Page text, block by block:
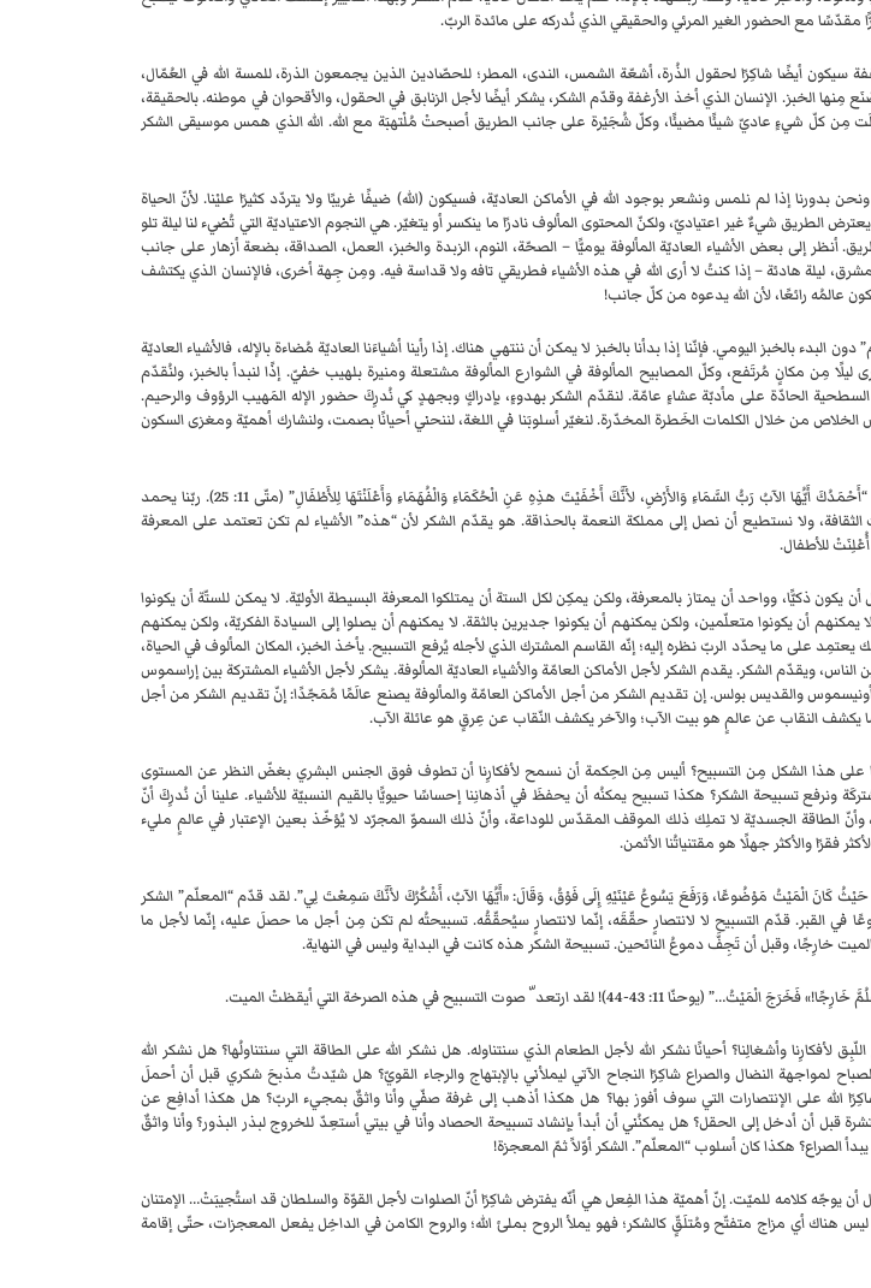
مع الحضور الغير المرئي والحقيقي الذي نُدركه على مائدة الربّ.
سيكون أيضًا شاكِرًا لحقول الذُرة، أشعّة الشمس، الندى، المطر؛ للحصّادين الذين يجمعون الذرة، للمسة الله في العُمّال،
الخبز. الإنسان الذي أخذ الأرغفة وقدّم الشكر، يشكر أيضًا لأجل الزنابق في الحقول، والأقحوان في موطنه. بالحقيقة،
مِن كلّ شيءٍ عاديّ شيئًا مضيئًا، وكلّ شُجَيْرة على جانب الطريق أصبحتْ مُلْتهبَة مع الله. الله الذي همس موسيقى الشكر
بدورنا إذا لم نلمس ونشعر بوجود الله في الأماكن العاديّة، فسيكون (الله) ضيفًا غريبًا ولا يتردّد كثيرًا عليْنا. لأنّ الحياة
الطريق شيءٌ غير اعتياديّ، ولكنّ المحتوى المألوف نادرًا ما ينكسر أو يتغيّر. هي النجوم الاعتياديّة التي تُضيء لنا ليلة تلو
أنظر إلى بعض الأشياء العاديّة المألوفة يوميًّا – الصحّة، النوم، الزبدة والخبز، العمل، الصداقة، بضعة أزهار على جانب
ليلة هادئة – إذا كنتُ لا أرى الله في هذه الأشياء فطريقي تافه ولا قداسة فيه. ومِن جِهة أخرى، فالإنسان الذي يكتشف
عالمُه رائعًا، لأن الله يدعوه من كلّ جانب!
بالخبز اليومي. فإنّنا إذا بدأنا بالخبز لا يمكن أن ننتهي هناك. إذا رأينا أشياءَنا العاديّة مُضاءة بالإله، فالأشياء العاديّة
مِن مكانٍ مُرتَفع، وكلّ المصابيح المألوفة في الشوارع المألوفة مشتعلة ومنيرة بلهيب خفيّ. إذًا لنبدأ بالخبز، ولنُقدّم
السطحية الحادّة على مأدبّة عشاءٍ عامّة. لنقدّم الشكر بهدوءٍ، بإدراكٍ وبجهدٍ كي نُدرِكَ حضور الإله المَهيب الرؤوف والرحيم.
من خلال الكلمات الخَطرة المخدّرة. لنغيّر أسلوبَنا في اللغة، لننحني أحيانًا بصمت، ولنشارك أهميّة ومغزى السكون
دعونا نراقب “معلمنا” ونصغي إلى تسبيحه: “أَحْمَدُكَ أَيُّهَا الآبُ رَبُّ السَّمَاءِ وَالأَرْضِ، لأَنَّكَ أَخْفَيْتَ هذِهِ عَنِ الْحُكَمَاءِ وَالْفُهَمَاءِ وَأَعْلَنْتَهَا لِلأَطْفَالِ” (متّى 11: 25). ربّنا يحمد
ولا نستطيع أن نصل إلى مملكة النعمة بالحذاقة. هو يقدّم الشكر لأن “هذه” الأشياء لم تكن تعتمد على المعرفة
أُعْلِنَتْ للأطفال.
ذكيًّا، وواحد أن يمتاز بالمعرفة، ولكن يمكِن لكل الستة أن يمتلكوا المعرفة البسيطة الأوليّة. لا يمكن للستّة أن يكونوا
أن يكونوا متعلّمين، ولكن يمكنهم أن يكونوا جديرين بالثقة. لا يمكنهم أن يصلوا إلى السيادة الفكريّة، ولكن يمكنهم
على ما يحدّد الربّ نظره إليه؛ إنّه القاسم المشترك الذي لأجله يُرفع التسبيح. يأخذ الخبز، المكان المألوف في الحياة،
ويقدّم الشكر. يقدم الشكر لأجل الأماكن العامّة والأشياء العاديّة المألوفة. يشكر لأجل الأشياء المشتركة بين إراسموس
والقديس بولس. إن تقديم الشكر من أجل الأماكن العامّة والمألوفة يصنع عالَمًا مُمَجّدًا: إنّ تقديم الشكر من أجل
يكشف النقاب عن عالمٍ هو بيت الآب؛ والآخر يكشف النّقاب عن عِرقٍ هو عائلة الآب.
على هذا الشكل مِن التسبيح؟ أليس مِن الحِكمة أن نسمح لأفكارِنا أن تطوف فوق الجنس البشري بغضّ النظر عن المستوى
ونرفع تسبيحة الشكر؟ هكذا تسبيح يمكنُه أن يحفظَ في أذهانِنا إحساسًا حيويًّا بالقيم النسبيّة للأشياء. علينا أن نُدرِكَ أنّ
وأنّ الطاقة الجسديّة لا تملِك ذلك الموقف المقدّس للوداعة، وأنّ ذلك السموّ المجرّد لا يُؤخّذ بعين الإعتبار في عالمٍ مليء
فقرًا والأكثر جهلًا هو مقتنياتُنا الأثمن.
حَيْثُ كَانَ الْمَيْتُ مَوْضُوعًا، وَرَفَعَ يَسُوعُ عَيْنَيْهِ إِلَى فَوْقُ، وَقَالَ: «أَيُّهَا الآبُ، أَشْكُرُكَ لأَنَّكَ سَمِعْتَ لِي”. لقد قدّم “المعلّم” الشكر
في القبر. قدّم التسبيح لا لانتصارٍ حقّقَه، إنّما لانتصارٍ سيُحقّقُه. تسبيحتُه لم تكن مِن أجل ما حصلَ عليه، إنّما لأجل ما
خارِجًا، وقبل أن تَجِفَّ دموعُ النائحين. تسبيحة الشكر هذه كانت في البداية وليس في النهاية.
لقد ارتعد ّ صوت التسبيح في هذه الصرخة التي أيقظتْ الميت.
لأفكارِنا وأشغالِنا؟ أحيانًا نشكر الله لأجل الطعام الذي سنتناوله. هل نشكر الله على الطاقة التي سنتناولُها؟ هل نشكر الله
لمواجهة النضال والصراع شاكِرًا النجاح الآتي ليملأني بالإبتهاج والرجاء القويّ؟ هل شيّدتُ مذبحَ شكري قبل أن أحملَ
الله على الإنتصارات التي سوف أفوز بها؟ هل هكذا أذهب إلى غرفة صفّي وأنا واثقٌ بمجيء الربّ؟ هل هكذا أدافِع عن
قبل أن أدخل إلى الحقل؟ هل يمكنُني أن أبدأ بإنشاد تسبيحة الحصاد وأنا في بيتي أستعِدّ للخروج لبذر البذور؟ وأنا واثقٌ
الصراع؟ هكذا كان أسلوب “المعلّم”. الشكر أوّلاً ثمّ المعجزة!
يوجّه كلامه للميّت. إنّ أهميّة هذا الفِعل هي أنّه يفترض شاكِرًا أنّ الصلوات لأجل القوّة والسلطان قد استُجيبَتْ… الإمتنان
ليس هناك أي مزاج متفتّح ومُتلَقٍّ كالشكر؛ فهو يملأ الروح بملئ الله؛ والروح الكامن في الداخِل يفعل المعجزات، حتّى إقامة